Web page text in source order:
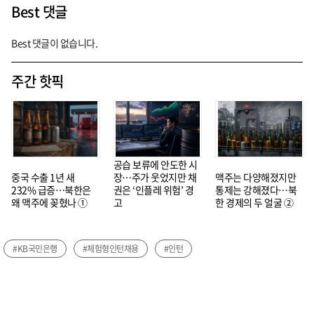
Best 댓글
Best 댓글이 없습니다.
주간 핫픽
중국 수출 1년 새
232% 급증…북한은
왜 맥주에 꽂혔나 ①
공습 보류에 안도한 시
장…주가 웃었지만 채
권은 ‘인플레 위험’ 경
고
맥주는 다양해졌지만
통제는 강해졌다…북
한 경제의 두 얼굴 ②
#KB국민은행 #체험형인턴채용 #인턴